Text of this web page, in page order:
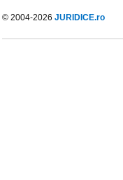
© 2004-2026 JURIDICE.ro